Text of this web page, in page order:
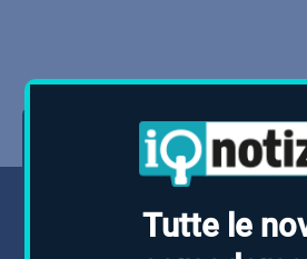
Le più lette
giovedì, 14 maggio 2026 | 13:08
Tutte le